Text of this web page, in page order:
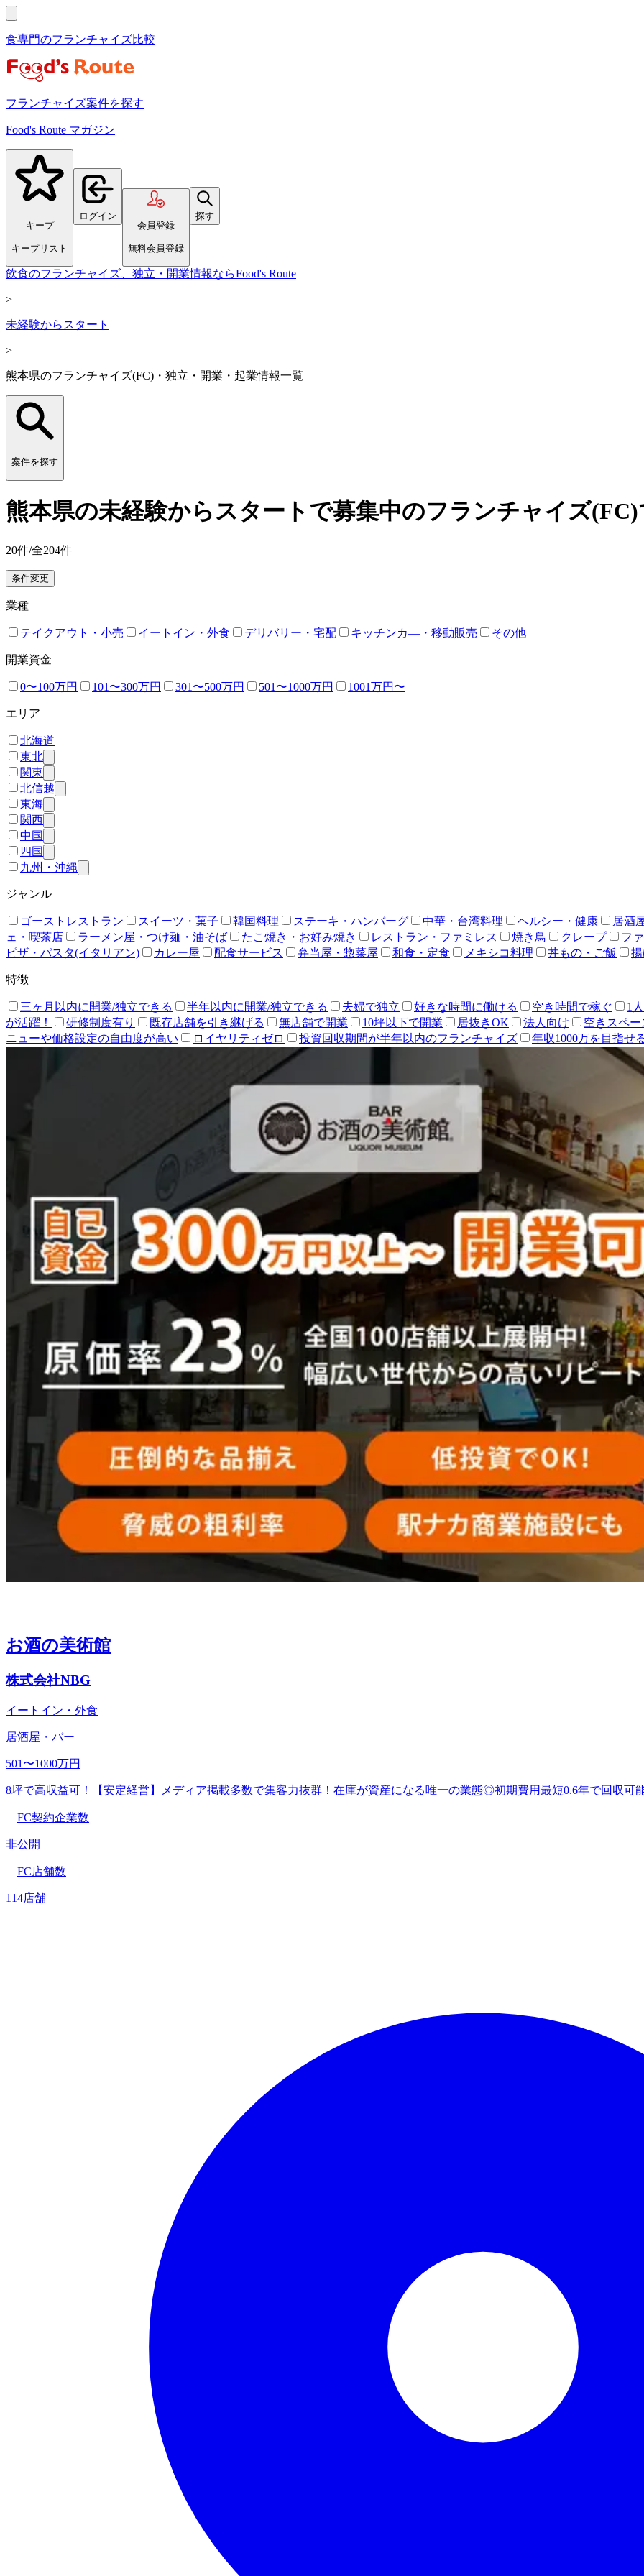
食専門のフランチャイズ比較
フランチャイズ案件を探す
Food's Route マガジン
キープ
キープリスト
ログイン
会員登録
無料会員登録
探す
飲食のフランチャイズ、独立・開業情報ならFood's Route
>
未経験からスタート
>
熊本県のフランチャイズ(FC)・独立・開業・起業情報一覧
案件を探す
熊本県の未経験からスタートで募集中のフランチャイズ
20件/全204件
条件変更
業種
テイクアウト・小売 イートイン・外食 デリバリー・宅配 キッチンカ―・移動販売 その他
開業資金
0〜100万円 101〜300万円 301〜500万円 501〜1000万円 1001万円〜
エリア
北海道
東北
関東
北信越
東海
関西
中国
四国
九州・沖縄
ジャンル
ゴーストレストラン スイーツ・菓子 韓国料理 ステーキ・ハンバーグ 中華・台湾料理 ヘルシー・健康
居酒
ェ・喫茶店
ラーメン屋・つけ麺・油そば たこ焼き・お好み焼き レストラン・ファミレス 焼き鳥 クレープ
フ
ピザ・パスタ(イタリアン)
カレー屋 配食サービス 弁当屋・惣菜屋 和食・定食 メキシコ料理 丼もの・ご飯
特徴
三ヶ月以内に開業/独立できる 半年以内に開業/独立できる 夫婦で独立 好きな時間に働ける 空き時間で稼ぐ
1
が活躍！
研修制度有り 既存店舗を引き継げる 無店舗で開業 10坪以下で開業 居抜きOK 法人向け
空きスペ
ニューや価格設定の自由度が高い
ロイヤリティゼロ 投資回収期間が半年以内のフランチャイズ 年収1000万を目指せ
お酒の美術館
株式会社NBG
イートイン・外食
居酒屋・バー
501〜1000万円
8坪で高収益可！【安定経営】メディア掲載多数で集客力抜群！在庫が資産になる唯一の業態◎初期費用最短0.6年で回収可
FC契約企業数
非公開
FC店舗数
114店舗